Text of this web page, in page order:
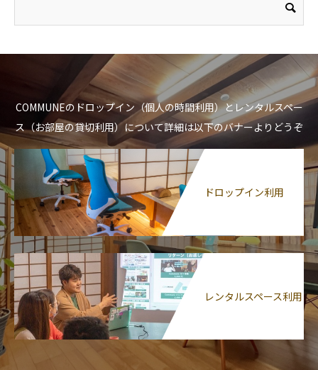
COMMUNEのドロップイン（個人の時間利用）とレンタルスペー
ス（お部屋の貸切利用）について詳細は以下のバナーよりどうぞ
ドロップイン利用
レンタルスペース利用